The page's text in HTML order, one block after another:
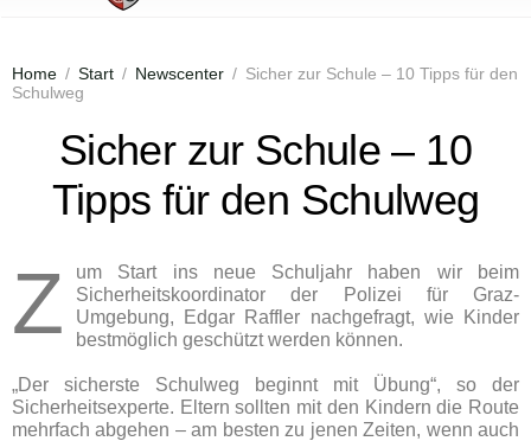
Home Start Newscenter
Sicher zur Schule – 10 Tipps für den
Schulweg
Sicher zur Schule – 10
Tipps für den Schulweg
Z
um Start ins neue Schuljahr haben wir beim
Sicherheitskoordinator der Polizei für Graz-
Umgebung, Edgar Raffler nachgefragt, wie Kinder
bestmöglich geschützt werden können.
„Der sicherste Schulweg beginnt mit Übung“, so der
Sicherheitsexperte. Eltern sollten mit den Kindern die Route
mehrfach abgehen – am besten zu jenen Zeiten, wenn auch